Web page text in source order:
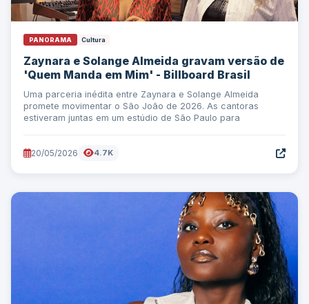
PANORAMA Cultura
Zaynara e Solange Almeida gravam versão de
'Quem Manda em Mim' - Billboard Brasil
Uma parceria inédita entre Zaynara e Solange Almeida
promete movimentar o São João de 2026. As cantoras
estiveram juntas em um estúdio de São Paulo para
20/05/2026 4.7K